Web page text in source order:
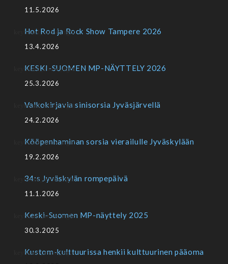
11.5.2026
Hot Rod ja Rock Show Tampere 2026
13.4.2026
KESKI-SUOMEN MP-NÄYTTELY 2026
25.3.2026
Valkokirjavia sinisorsia Jyväsjärvellä
24.2.2026
Kööpenhaminan sorsia vierailulle Jyväskylään
19.2.2026
34:s Jyväskylän rompepäivä
11.1.2026
Keski-Suomen MP-näyttely 2025
30.3.2025
Kustom-kulttuurissa henkii kulttuurinen pääoma